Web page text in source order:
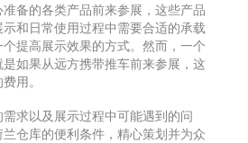
备的各类产品前来参展，这些产品
和日常使用过程中需要合适的承载
提高展示效果的方式。然而，一个
如果从远方携带推车前来参展，这
用。
求以及展示过程中可能遇到的问
仓库的便利条件，精心策划并为众